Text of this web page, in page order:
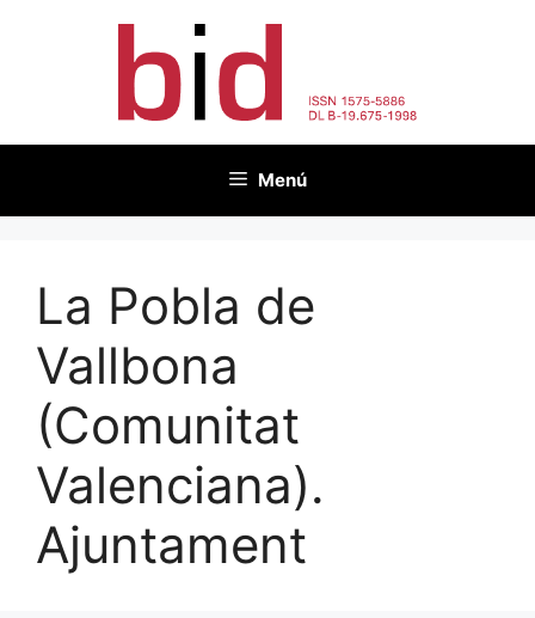
Menú
La Pobla de
Vallbona
(Comunitat
Valenciana).
Ajuntament